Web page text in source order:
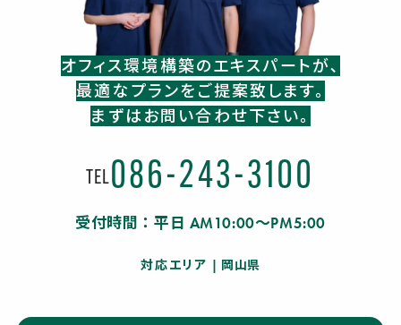
オフィス環境構築のエキスパートが､
最適なプランをご提案致します。
まずはお問い合わせ下さい。
TEL086-243-3100
受付時間：平日 AM10:00～PM5:00
対応エリア | 岡山県